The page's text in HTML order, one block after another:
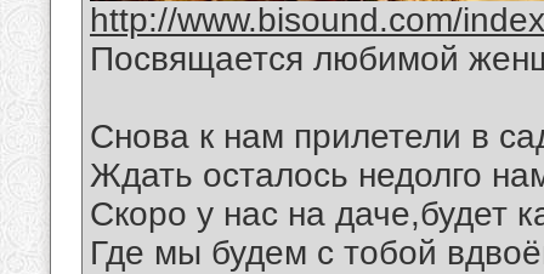
http://www.bisound.com/
Посвящается любимой
Снова к нам прилетели в
Ждать осталось недолго
Скоро у нас на даче,будет
Где мы будем с тобой